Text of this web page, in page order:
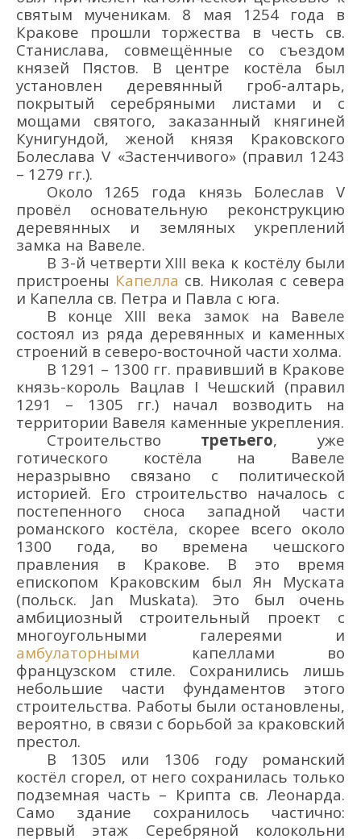
святым мученикам. 8 мая 1254 года в
Кракове прошли торжества в честь св.
Станислава, совмещённые со съездом
князей Пястов. В центре костёла был
установлен деревянный гроб-алтарь,
покрытый серебряными листами и с
мощами святого, заказанный княгиней
Кунигундой, женой князя Краковского
Болеслава V «Застенчивого»(правил 1243
– 1279 гг.).
Около 1265 года князь Болеслав V
провёл основательную реконструкцию
деревянных и земляных укреплений
замка на Вавеле.
В 3-й четверти XIII века к костёлу были
пристроены Капелла св. Николая с севера
и Капелла св. Петра и Павла с юга.
В конце XIII века замок на Вавеле
состоял из ряда деревянных и каменных
строений в северо-восточной части холма.
В 1291 – 1300 гг. правивший в Кракове
князь-король Вацлав I Чешский (правил
1291 – 1305 гг.) начал возводить на
территории Вавеля каменные укрепления.
Строительство третьего, уже
готического костёла на Вавеле
неразрывно связано с политической
историей. Его строительство началось с
постепенного сноса западной части
романского костёла, скорее всего около
1300 года, во времена чешского
правления в Кракове. В это время
епископом Краковским был Ян Муската
(польск. Jan Muskata). Это был очень
амбициозный строительный проект с
многоугольными галереями и
амбулаторными капеллами во
французском стиле. Сохранились лишь
небольшие части фундаментов этого
строительства. Работы были остановлены,
вероятно, в связи с борьбой за краковский
престол.
В 1305 или 1306 году романский
костёл сгорел, от него сохранилась только
подземная часть – Крипта св. Леонарда.
Само здание сохранилось частично:
первый этаж Серебряной колокольни